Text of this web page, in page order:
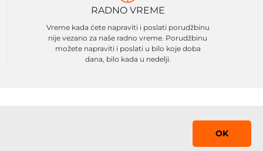
RADNO VREME
Vreme kada ćete napraviti i poslati porudžbinu
nije vezano za naše radno vreme. Porudžbinu
možete napraviti i poslati u bilo koje doba
dana, bilo kada u nedelji.
OK